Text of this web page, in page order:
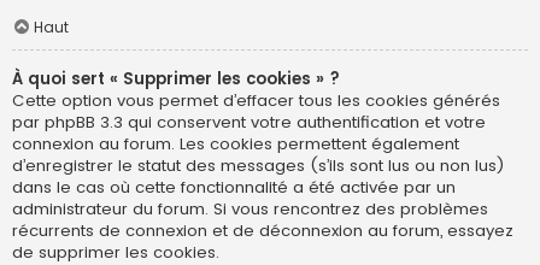
Haut
À quoi sert « Supprimer les cookies » ?
Cette option vous permet d’effacer tous les cookies générés
par phpBB 3.3 qui conservent votre authentification et votre
connexion au forum. Les cookies permettent également
d’enregistrer le statut des messages (s’ils sont lus ou non lus)
dans le cas où cette fonctionnalité a été activée par un
administrateur du forum. Si vous rencontrez des problèmes
récurrents de connexion et de déconnexion au forum, essayez
de supprimer les cookies.